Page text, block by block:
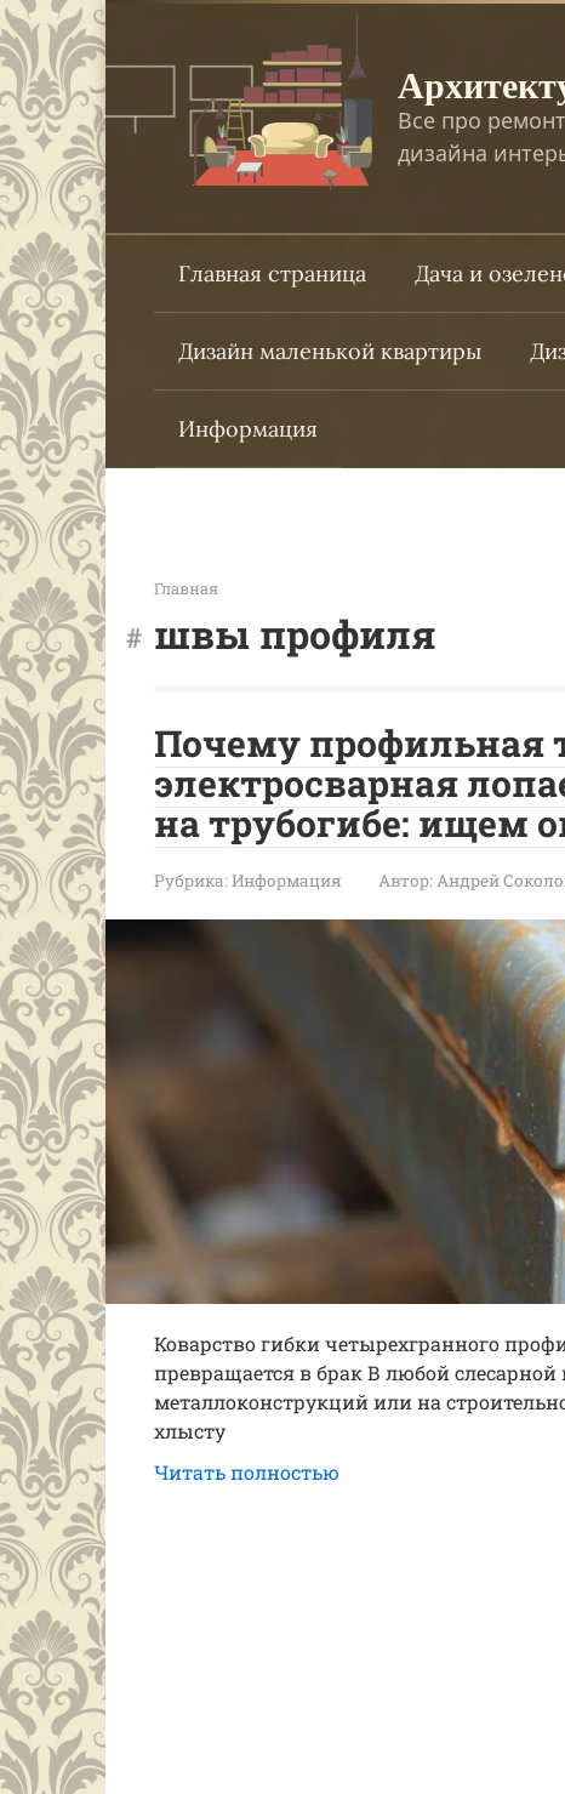
Перейти
к
контенту
Все про
дизайна
Главная страница Дача и
Дизайн маленькой квартиры
Информация
Главная
швы профиля
Почему профильная
электросварная
на трубогибе: ищем
Рубрика:Информация Автор:Андрей
Коварство гибки четырехгранного
превращается в брак В любой слесарной
металлоконструкций или на
хлысту
Читать полностью